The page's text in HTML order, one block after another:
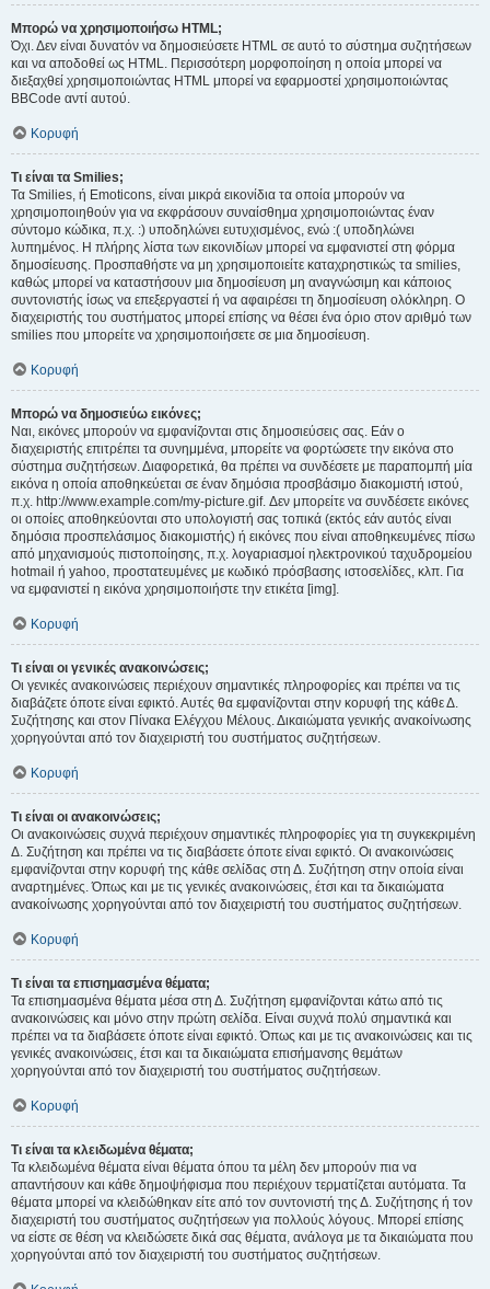
Μπορώ να χρησιμοποιήσω HTML;
Όχι. Δεν είναι δυνατόν να δημοσιεύσετε HTML σε αυτό το σύστημα συζητήσεων
και να αποδοθεί ως HTML. Περισσότερη μορφοποίηση η οποία μπορεί να
διεξαχθεί χρησιμοποιώντας HTML μπορεί να εφαρμοστεί χρησιμοποιώντας
BBCode αντί αυτού.
Κορυφή
Τι είναι τα Smilies;
Τα Smilies, ή Emoticons, είναι μικρά εικονίδια τα οποία μπορούν να
χρησιμοποιηθούν για να εκφράσουν συναίσθημα χρησιμοποιώντας έναν
σύντομο κώδικα, π.χ. :) υποδηλώνει ευτυχισμένος, ενώ :( υποδηλώνει
λυπημένος. Η πλήρης λίστα των εικονιδίων μπορεί να εμφανιστεί στη φόρμα
δημοσίευσης. Προσπαθήστε να μη χρησιμοποιείτε καταχρηστικώς τα smilies,
καθώς μπορεί να καταστήσουν μια δημοσίευση μη αναγνώσιμη και κάποιος
συντονιστής ίσως να επεξεργαστεί ή να αφαιρέσει τη δημοσίευση ολόκληρη. Ο
διαχειριστής του συστήματος μπορεί επίσης να θέσει ένα όριο στον αριθμό των
smilies που μπορείτε να χρησιμοποιήσετε σε μια δημοσίευση.
Κορυφή
Μπορώ να δημοσιεύω εικόνες;
Ναι, εικόνες μπορούν να εμφανίζονται στις δημοσιεύσεις σας. Εάν ο
διαχειριστής επιτρέπει τα συνημμένα, μπορείτε να φορτώσετε την εικόνα στο
σύστημα συζητήσεων. Διαφορετικά, θα πρέπει να συνδέσετε με παραπομπή μία
εικόνα η οποία αποθηκεύεται σε έναν δημόσια προσβάσιμο διακομιστή ιστού,
π.χ. http://www.example.com/my-picture.gif. Δεν μπορείτε να συνδέσετε εικόνες
οι οποίες αποθηκεύονται στο υπολογιστή σας τοπικά (εκτός εάν αυτός είναι
δημόσια προσπελάσιμος διακομιστής) ή εικόνες που είναι αποθηκευμένες πίσω
από μηχανισμούς πιστοποίησης, π.χ. λογαριασμοί ηλεκτρονικού ταχυδρομείου
hotmail ή yahoo, προστατευμένες με κωδικό πρόσβασης ιστοσελίδες, κλπ. Για
να εμφανιστεί η εικόνα χρησιμοποιήστε την ετικέτα [img].
Κορυφή
Τι είναι οι γενικές ανακοινώσεις;
Οι γενικές ανακοινώσεις περιέχουν σημαντικές πληροφορίες και πρέπει να τις
διαβάζετε όποτε είναι εφικτό. Αυτές θα εμφανίζονται στην κορυφή της κάθε Δ.
Συζήτησης και στον Πίνακα Ελέγχου Μέλους. Δικαιώματα γενικής ανακοίνωσης
χορηγούνται από τον διαχειριστή του συστήματος συζητήσεων.
Κορυφή
Τι είναι οι ανακοινώσεις;
Οι ανακοινώσεις συχνά περιέχουν σημαντικές πληροφορίες για τη συγκεκριμένη
Δ. Συζήτηση και πρέπει να τις διαβάσετε όποτε είναι εφικτό. Οι ανακοινώσεις
εμφανίζονται στην κορυφή της κάθε σελίδας στη Δ. Συζήτηση στην οποία είναι
αναρτημένες. Όπως και με τις γενικές ανακοινώσεις, έτσι και τα δικαιώματα
ανακοίνωσης χορηγούνται από τον διαχειριστή του συστήματος συζητήσεων.
Κορυφή
Τι είναι τα επισημασμένα θέματα;
Τα επισημασμένα θέματα μέσα στη Δ. Συζήτηση εμφανίζονται κάτω από τις
ανακοινώσεις και μόνο στην πρώτη σελίδα. Είναι συχνά πολύ σημαντικά και
πρέπει να τα διαβάσετε όποτε είναι εφικτό. Όπως και με τις ανακοινώσεις και τις
γενικές ανακοινώσεις, έτσι και τα δικαιώματα επισήμανσης θεμάτων
χορηγούνται από τον διαχειριστή του συστήματος συζητήσεων.
Κορυφή
Τι είναι τα κλειδωμένα θέματα;
Τα κλειδωμένα θέματα είναι θέματα όπου τα μέλη δεν μπορούν πια να
απαντήσουν και κάθε δημοψήφισμα που περιέχουν τερματίζεται αυτόματα. Τα
θέματα μπορεί να κλειδώθηκαν είτε από τον συντονιστή της Δ. Συζήτησης ή τον
διαχειριστή του συστήματος συζητήσεων για πολλούς λόγους. Μπορεί επίσης
να είστε σε θέση να κλειδώσετε δικά σας θέματα, ανάλογα με τα δικαιώματα που
χορηγούνται από τον διαχειριστή του συστήματος συζητήσεων.